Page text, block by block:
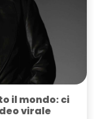
il mondo: ci
virale